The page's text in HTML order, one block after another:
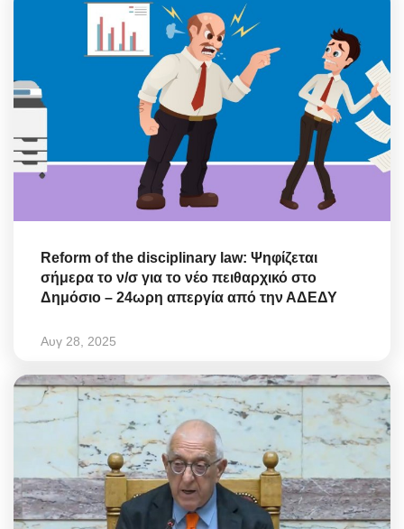
Reform of the disciplinary law: Ψηφίζεται
σήμερα το ν/σ για το νέο πειθαρχικό στο
Δημόσιο – 24ωρη απεργία από την ΑΔΕΔΥ
Αυγ 28, 2025